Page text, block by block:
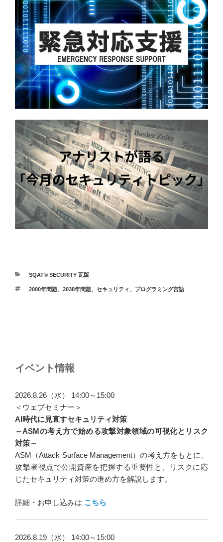
カ
ゴ
SQAT® SECURITY 瓦版
タ
2000年問題、 2038年問題、 セキュリティ、 プログラミング言語
ナ
ゲ
ー
シ
ョ
ン
イベント情報
2026.8.26（水） 14:00～15:00
＜ウェブセミナー＞
AI時代に見直すセキュリティ対策
～ASMの考え方で始める攻撃対象領域の可視化とリスク
対策～
ASM（Attack Surface Management）の考え方をもとに、
攻撃者視点で公開資産を把握する重要性と、リスクに応
じたセキュリティ対策の進め方を解説します。
詳細・お申し込みは こちら
2026.8.19（水） 14:00～15:00